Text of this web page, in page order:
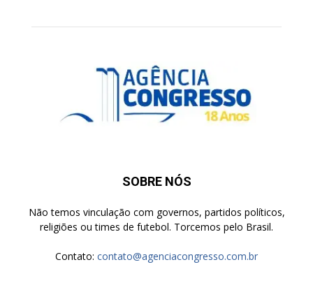
SOBRE NÓS
Não temos vinculação com governos, partidos políticos,
religiões ou times de futebol. Torcemos pelo Brasil.
Contato: contato@agenciacongresso.com.br